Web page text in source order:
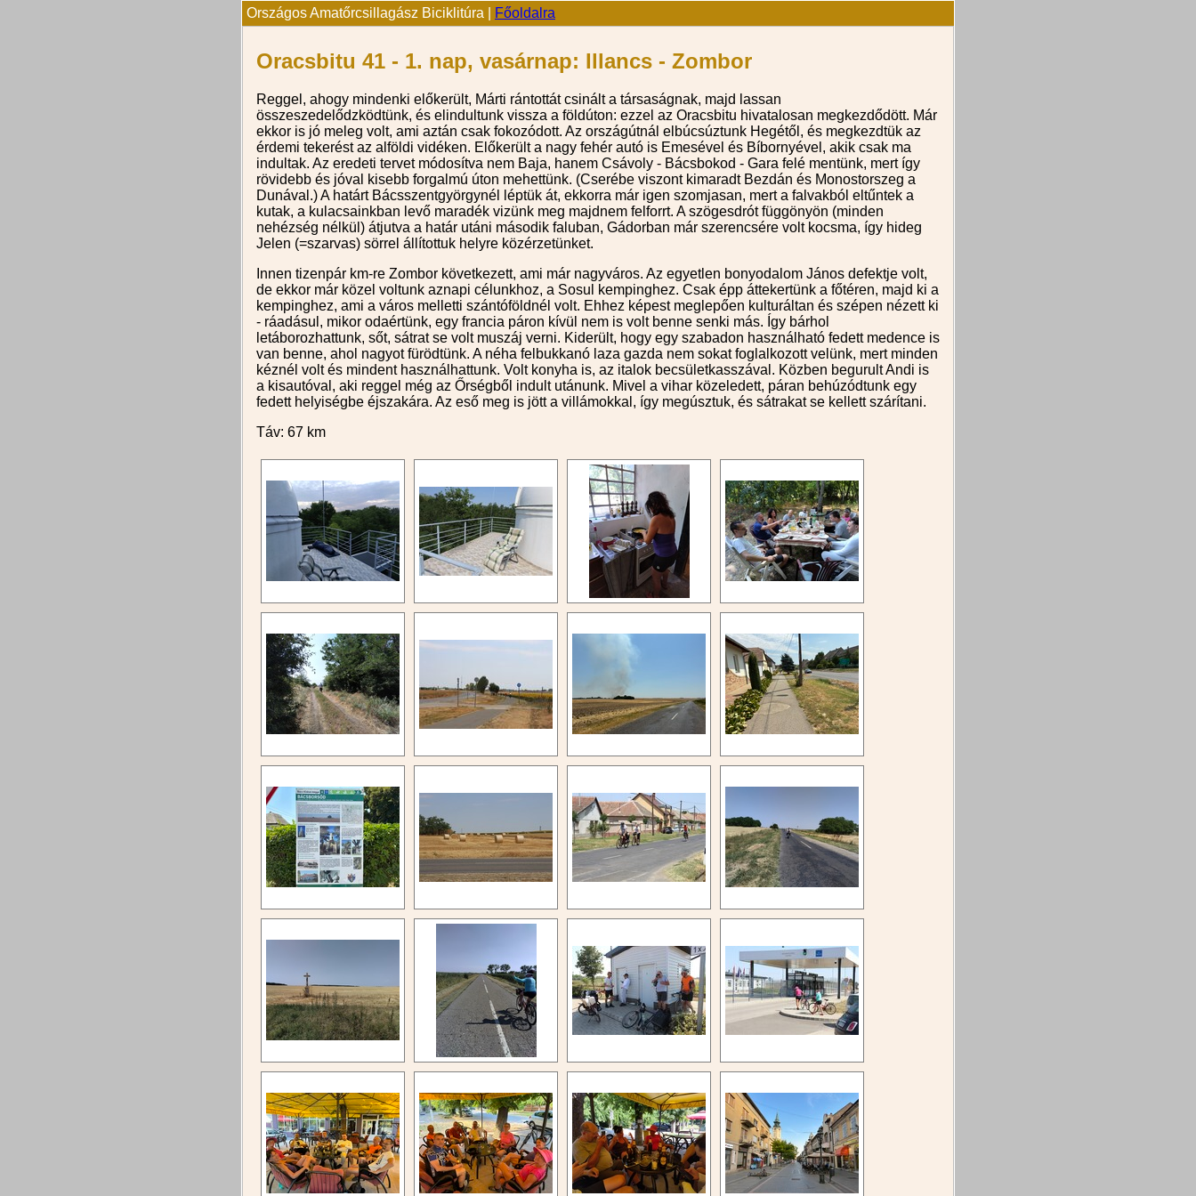
Országos Amatőrcsillagász Biciklitúra | Főoldalra
Oracsbitu 41 - 1. nap, vasárnap: Illancs - Zombor
Reggel, ahogy mindenki előkerült, Márti rántottát csinált a társaságnak, majd lassan
összeszedelődzködtünk, és elindultunk vissza a földúton: ezzel az Oracsbitu hivatalosan megkezdődött. Már
ekkor is jó meleg volt, ami aztán csak fokozódott. Az országútnál elbúcsúztunk Hegétől, és megkezdtük az
érdemi tekerést az alföldi vidéken. Előkerült a nagy fehér autó is Emesével és Bíbornyével, akik csak ma
indultak. Az eredeti tervet módosítva nem Baja, hanem Csávoly - Bácsbokod - Gara felé mentünk, mert így
rövidebb és jóval kisebb forgalmú úton mehettünk. (Cserébe viszont kimaradt Bezdán és Monostorszeg a
Dunával.) A határt Bácsszentgyörgynél léptük át, ekkorra már igen szomjasan, mert a falvakból eltűntek a
kutak, a kulacsainkban levő maradék vizünk meg majdnem felforrt. A szögesdrót függönyön (minden
nehézség nélkül) átjutva a határ utáni második faluban, Gádorban már szerencsére volt kocsma, így hideg
Jelen (=szarvas) sörrel állítottuk helyre közérzetünket.
Innen tizenpár km-re Zombor következett, ami már nagyváros. Az egyetlen bonyodalom János defektje volt,
de ekkor már közel voltunk aznapi célunkhoz, a Sosul kempinghez. Csak épp áttekertünk a főtéren, majd ki a
kempinghez, ami a város melletti szántóföldnél volt. Ehhez képest meglepően kulturáltan és szépen nézett ki
- ráadásul, mikor odaértünk, egy francia páron kívül nem is volt benne senki más. Így bárhol
letáborozhattunk, sőt, sátrat se volt muszáj verni. Kiderült, hogy egy szabadon használható fedett medence is
van benne, ahol nagyot fürödtünk. A néha felbukkanó laza gazda nem sokat foglalkozott velünk, mert minden
kéznél volt és mindent használhattunk. Volt konyha is, az italok becsületkasszával. Közben begurult Andi is
a kisautóval, aki reggel még az Őrségből indult utánunk. Mivel a vihar közeledett, páran behúzódtunk egy
fedett helyiségbe éjszakára. Az eső meg is jött a villámokkal, így megúsztuk, és sátrakat se kellett szárítani.
Táv: 67 km